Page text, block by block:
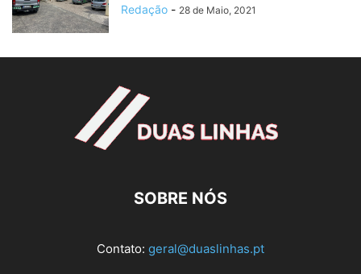
Redação - 28 de Maio, 2021
SOBRE NÓS
Contato: geral@duaslinhas.pt